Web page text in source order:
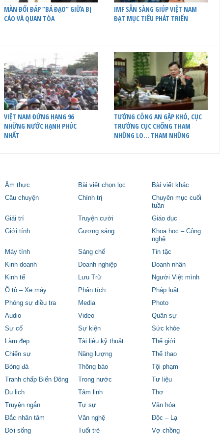
MÀN ĐỐI ĐÁP “BÁ ĐẠO” GIỮA BỊ
CÁO VÀ QUAN TÒA
IMF SẴN SÀNG GIÚP VIỆT NAM
ĐẠT MỤC TIÊU PHÁT TRIỂN
VIỆT NAM ĐỨNG HẠNG 96
NHỮNG NƯỚC HẠNH PHÚC
NHẤT
TƯỚNG CÔNG AN GẶP KHÓ, CỤC
TRƯỞNG CỤC CHỐNG THAM
NHŨNG LO… THAM NHŨNG
Ẩm thực Bài viết chọn lọc
Bài viết khác
Câu chuyện
Chính trị
Chuyên mục cuối
tuần
Giải trí
Truyện cười
Giáo dục
Giới tính
Gương sáng
Khoa học – Công
nghệ
Máy tính
Sáng chế
Tin tặc
Kinh doanh
Doanh nghiệp
Doanh nhân
Kinh tế
Lưu Trữ
Người Việt mình
Ô tô – Xe máy
Phân tích
Pháp luật
Phóng sự điều tra
Media
Photo
Audio
Video
Quân sự
Sự cố
Sự kiện
Sức khỏe
Làm đẹp
Tài liệu kỹ thuật
Thế giới
Chiến sự
Năng lượng
Thể thao
Bóng đá
Thông báo
Tội phạm
Tranh chấp Biển Đông
Trong nước
Tư liệu
Du lịch
Tâm linh
Thơ
Truyện ngắn
Tự sự
Văn hóa
Đắc nhân tâm
Văn nghệ
Độc – Lạ
Đời sống
Tuổi trẻ
Vợ chồng